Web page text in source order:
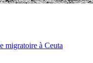
migratoire à Ceuta